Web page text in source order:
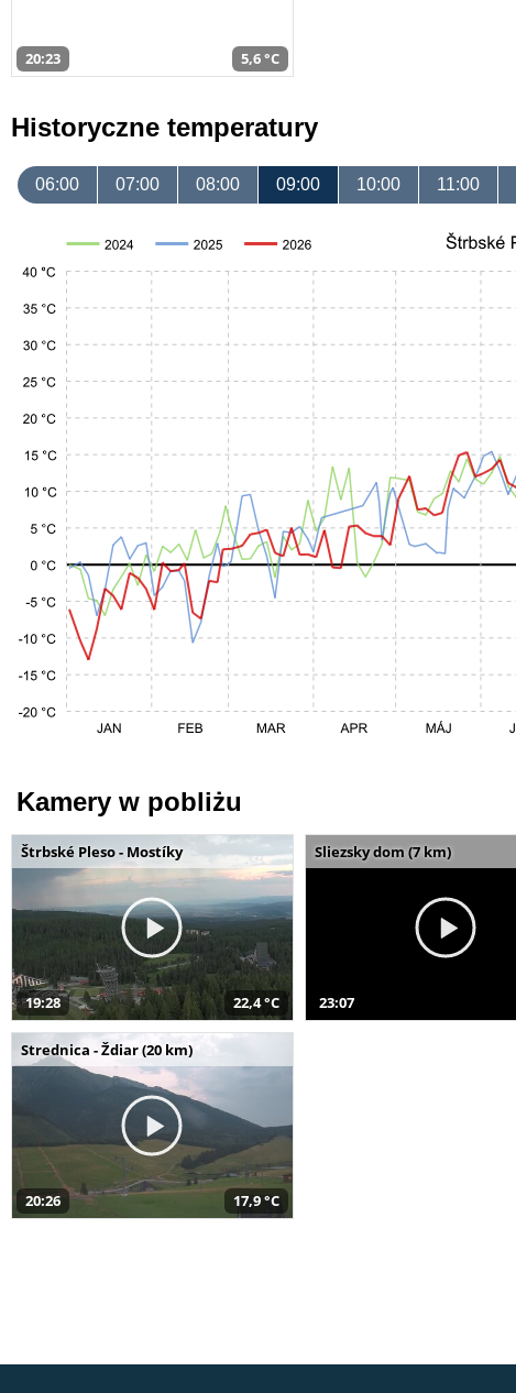
20:23 5,6 °C
Historyczne temperatury
06:00 07:00 08:00 09:00 10:00 11:00
Kamery w pobliżu
Štrbské Pleso - Mostíky
19:28 22,4 °C
Sliezsky dom (7 km)
23:07
Strednica - Ždiar (20 km)
20:26 17,9 °C